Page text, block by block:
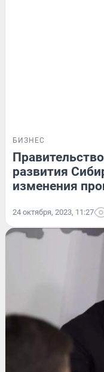
БИЗНЕС
развития
изменения
24 октября, 2023, 11:27